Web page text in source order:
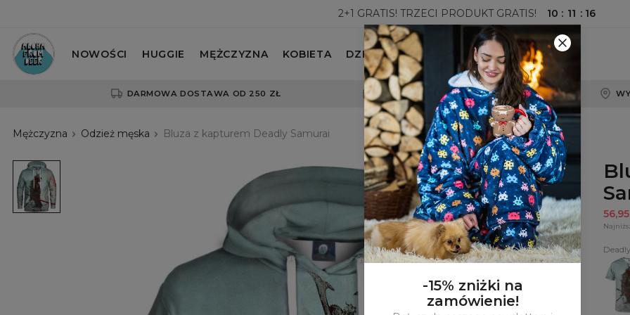
2+1 GRATIS! TRZECI PRODUKT GRATIS! 10 : 11 : 14
NOWOŚCI HUGGIE MĘŻCZYZNA KOBIETA DZIECKO
DARMOWA DOSTAWA OD 250 ZŁ 100-DNIOWE PRAWO ZWROTU
Mężczyzna Odzież męska Bluza z kapturem Deadly Samurai
Bluza
kapturem
Deadly
Samurai
shirt
-15% zniżki na
zamówienie!